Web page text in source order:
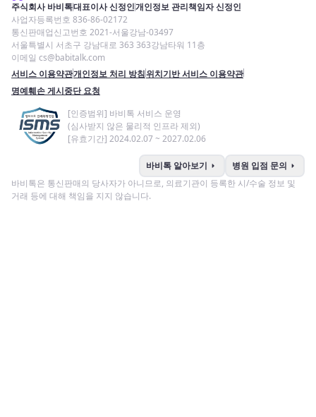
주식회사 바비톡대표이사 신정인개인정보 관리책임자 신정인
사업자등록번호 836-86-02172
통신판매업신고번호 2021-서울강남-03497
서울특별시 서초구 강남대로 363 363강남타워 11층
이메일 cs@babitalk.com
서비스 이용약관개인정보 처리 방침위치기반 서비스 이용약관
명예훼손 게시중단 요청
[인증범위] 바비톡 서비스 운영
(심사받지 않은 물리적 인프라 제외)
[유효기간] 2024.02.07 ~ 2027.02.06
바비톡 알아보기 arrow_right 병원 입점 문의 arrow_right
바비톡은 통신판매의 당사자가 아니므로, 의료기관이 등록한 시/수술 정보 및
거래 등에 대해 책임을 지지 않습니다.